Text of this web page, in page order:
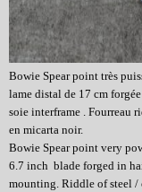
Bowie Spear point très
lame distal de 17 cm
soie interframe . Fourreau
en micarta noir.
Bowie Spear point very
6.7 inch blade forged in
mounting. Riddle of steel /